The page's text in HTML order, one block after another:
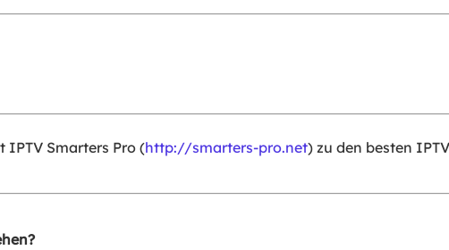
IPTV Smarters Pro (http://smarters-pro.net) zu den besten